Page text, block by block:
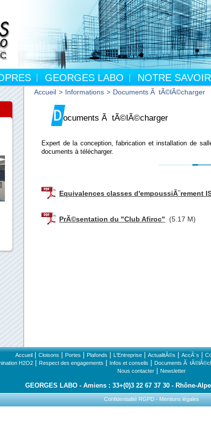
GEORGES LABO NOTRE
Accueil > Informations > Documents Ã tÃ©lÃ©charger
Documents Ã tÃ©lÃ©charger
Expert de la conception, fabrication et installation de
documents à télécharger.
Equivalences classes d'empoussiÃ¨rement
PrÃ©sentation du "Club Afiroc" (5.17 M)
Accueil | Cloisons | Portes | Plafonds | L'Entreprise | ActualitÃ©s | AccÃ¨s |
H2O2| Respect des engagements | Infos et conseils | Documents Ã
Nous contacter| Newsletter
GEORGES LABO Amiens : 33+(0)3 22 67 37 30 Rhône-
Confidentialité RGPD- Mentions légales